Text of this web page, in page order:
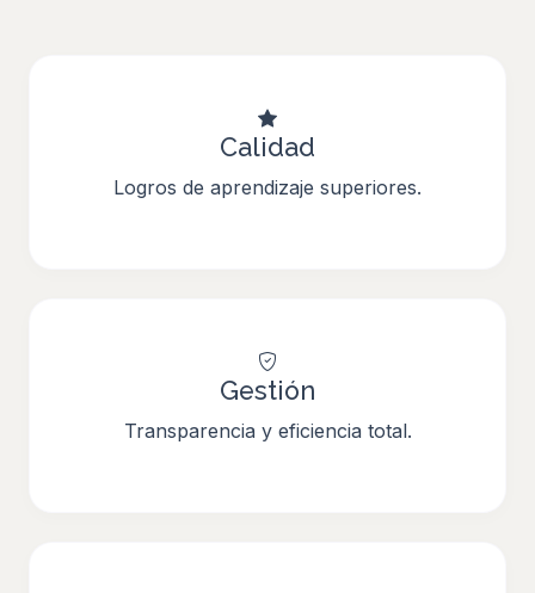
Calidad
Logros de aprendizaje superiores.
Gestión
Transparencia y eficiencia total.